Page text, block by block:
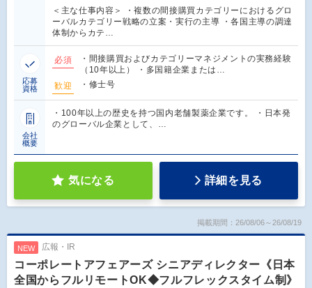
＜主な仕事内容＞ ・複数の間接購買カテゴリーにおけるグロ
ーバルカテゴリー戦略の立案・実行の主導 ・各国主導の調達
体制からカテ…
応募
資格
必須
・間接購買およびカテゴリーマネジメントの実務経験
（10年以上） ・多国籍企業または…
歓迎
・修士号
会社
概要
・100年以上の歴史を持つ国内老舗製薬企業です。 ・日本発
のグローバル企業として、…
気になる 詳細を見る
掲載期間：26/08/06～26/08/19
NEW 広報・IR
コーポレートアフェアーズ シニアディレクター《日本
全国からフルリモートOK◆フルフレックスタイム制》